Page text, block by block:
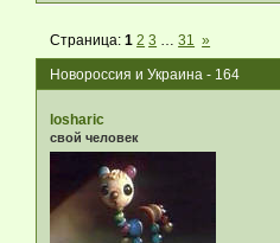
Новороссия и Украина - 164
Страница:1 2 3 31 »
losharic
свой человек